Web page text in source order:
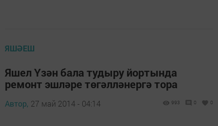
ЯШӘЕШ
Яшел Үзән бала тудыру йортында
ремонт эшләре төгәлләнергә тора
Автор, 27 май 2014 - 04:14 993 0 0